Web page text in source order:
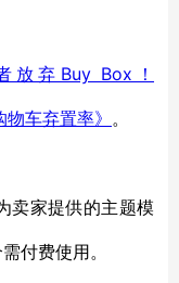
放弃Buy Box！
车弃置率》 。
卖家提供的主题模
付费使用。